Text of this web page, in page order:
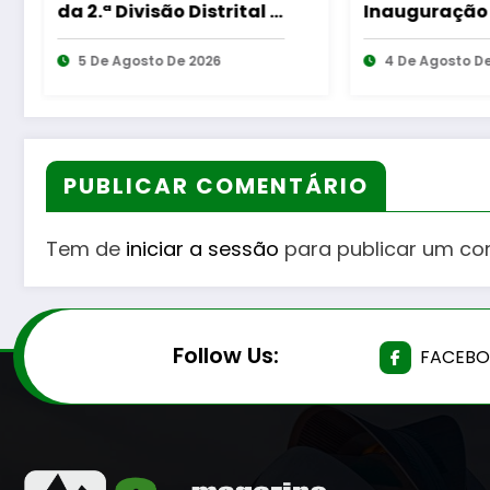
Inauguração da
Requalificação do
Bairro Municipal
4 De Agosto De 2026
alvo de
para
proteção da
4 De Agosto
PUBLICAR COMENTÁRIO
Tem de iniciar a sessão para publicar um
Follow Us: